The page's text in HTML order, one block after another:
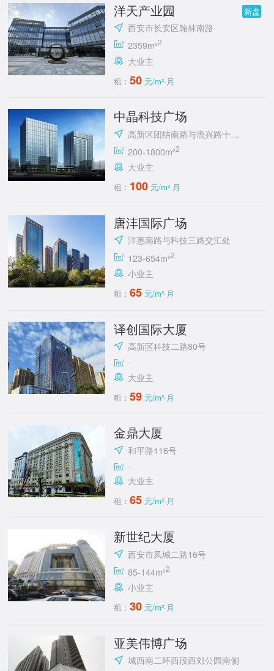
洋天产业园 新盘
西安市长安区翰林南路
2359m²2
大业主
租：50 元/m²·月
中晶科技广场
高新区团结南路与唐兴路十字东南角
200-1800m²2
大业主
租： 100 元/m²·月
唐沣国际广场
沣惠南路与科技三路交汇处
123-654m²2
小业主
租：65 元/m²·月
译创国际大厦
高新区科技二路80号
-
大业主
租：59 元/m²·月
金鼎大厦
和平路116号
-
大业主
租：65 元/m²·月
新世纪大厦
西安市凤城二路16号
85-144m²2
小业主
租：30 元/m²·月
亚美伟博广场
城西南二环西段西郊公园南侧